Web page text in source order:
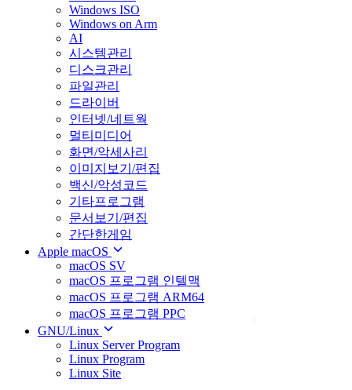
Windows ISO
Windows on Arm
AI
시스템관리
디스크관리
파일관리
드라이버
인터넷/네트웍
멀티미디어
화면/악세사리
이미지보기/편집
백신/악성코드
기타프로그램
문서보기/편집
간단한게임
Apple macOS
macOS SV
macOS 프로그램 인텔맥
macOS 프로그램 ARM64
macOS 프로그램 PPC
GNU/Linux
Linux Server Program
Linux Program
Linux Site